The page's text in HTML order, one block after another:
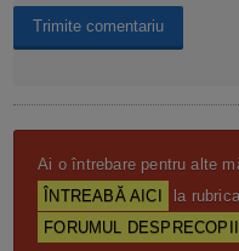
Ai o întrebare pentru alte
ÎNTREABĂ AICI
la
FORUMUL DESPRECOPII